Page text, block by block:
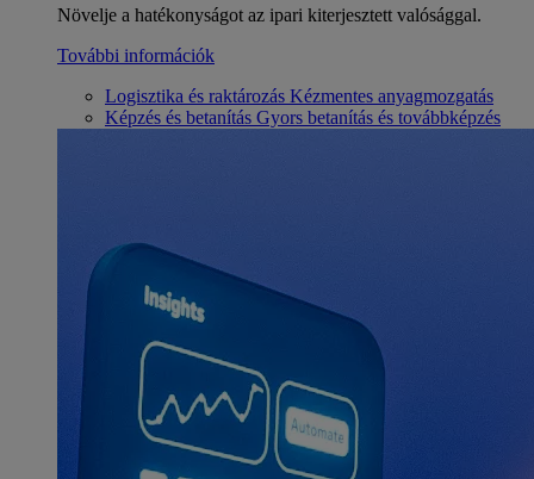
Növelje a hatékonyságot az ipari kiterjesztett valósággal.
További információk
Logisztika és raktározás Kézmentes anyagmozgatás
Képzés és betanítás Gyors betanítás és továbbképzés